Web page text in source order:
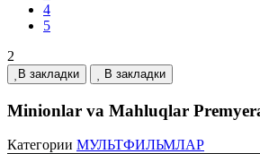
4
5
2
В закладки В закладки
Minionlar va Mahluqlar
Категории МУЛЬТФИЛЬМЛАР